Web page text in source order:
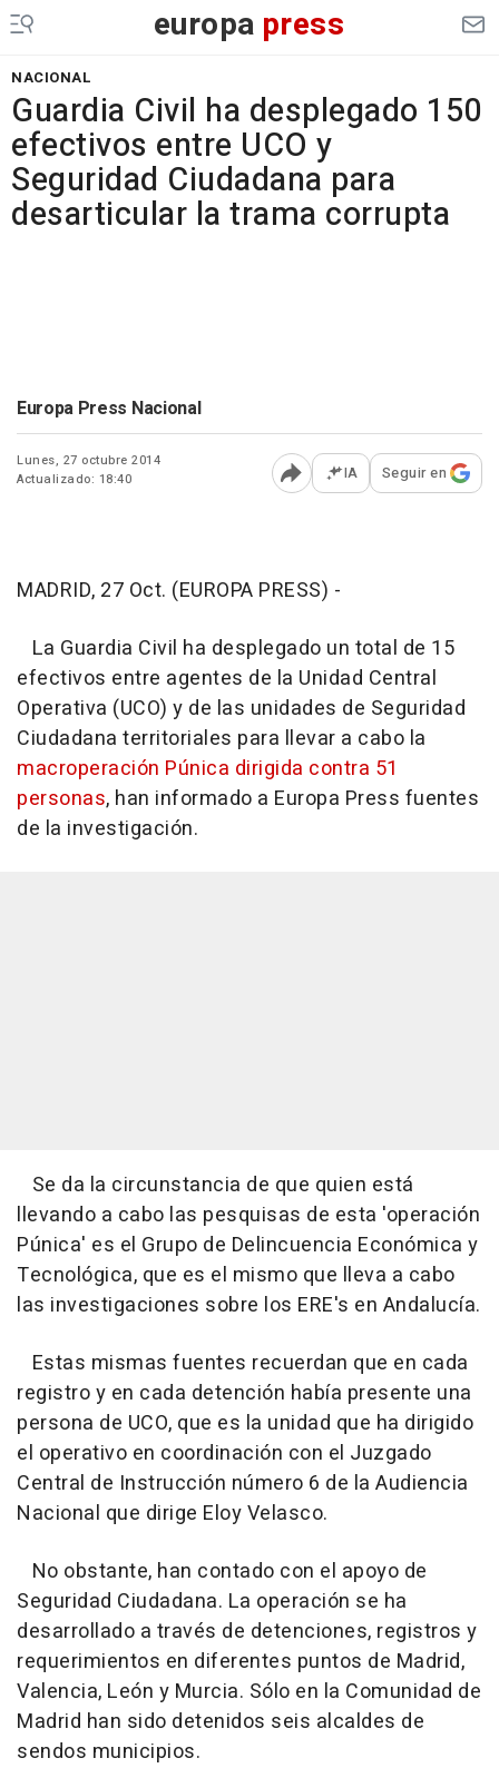
europa press
NACIONAL
Guardia Civil ha desplegado 150
efectivos entre UCO y
Seguridad Ciudadana para
desarticular la trama corrupta
Europa Press Nacional
Lunes, 27 octubre 2014
Actualizado: 18:40
Abrir opciones para
IA Seguir en
MADRID, 27 Oct. (EUROPA PRESS) -
La Guardia Civil ha desplegado un total de 15
efectivos entre agentes de la Unidad Central
Operativa (UCO) y de las unidades de Seguridad
Ciudadana territoriales para llevar a cabo la
macroperación Púnica dirigida contra 51
personas, han informado a Europa Press fuentes
de la investigación.
Se da la circunstancia de que quien está
llevando a cabo las pesquisas de esta 'operación
Púnica' es el Grupo de Delincuencia Económica y
Tecnológica, que es el mismo que lleva a cabo
las investigaciones sobre los ERE's en Andalucía.
Estas mismas fuentes recuerdan que en cada
registro y en cada detención había presente una
persona de UCO, que es la unidad que ha dirigido
el operativo en coordinación con el Juzgado
Central de Instrucción número 6 de la Audiencia
Nacional que dirige Eloy Velasco.
No obstante, han contado con el apoyo de
Seguridad Ciudadana. La operación se ha
desarrollado a través de detenciones, registros y
requerimientos en diferentes puntos de Madrid,
Valencia, León y Murcia. Sólo en la Comunidad de
Madrid han sido detenidos seis alcaldes de
sendos municipios.